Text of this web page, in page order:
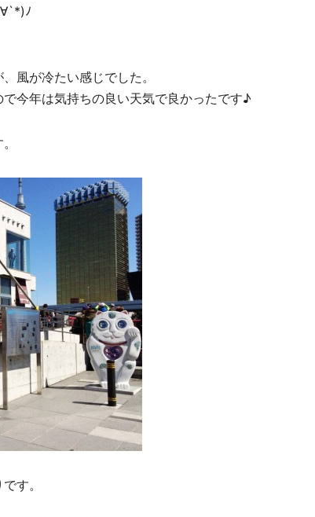
ﾉ
風が冷たい感じでした。
今年は気持ちの良い天気で良かったです♪
す。